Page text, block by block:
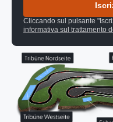
Cliccando sul pulsante
informativa sul trattamento